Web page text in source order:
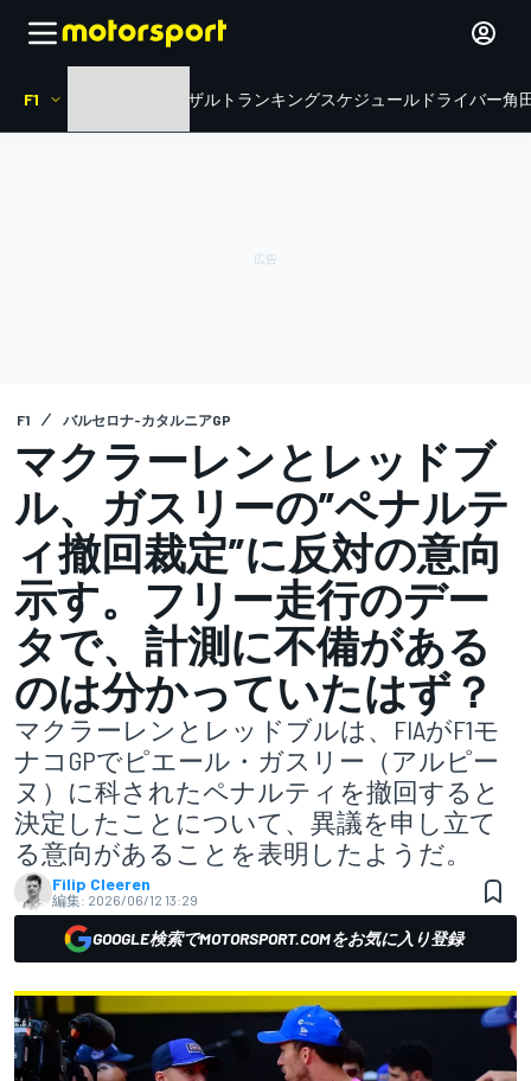
F1 リザルト ランキングスケジュール ドライバー角
F1 バルセロナ-カタルニアGP
マクラーレンとレッドブ
ル、ガスリーの”ペナルテ
ィ撤回裁定”に反対の意向
示す。フリー走行のデー
タで、計測に不備がある
のは分かっていたはず？
マクラーレンとレッドブルは、FIAがF1モ
ナコGPでピエール・ガスリー（アルピー
ヌ）に科されたペナルティを撤回すると
決定したことについて、異議を申し立て
る意向があることを表明したようだ。
Filip Cleeren
編集: 2026/06/12 13:29
GOOGLE検索でMOTORSPORT.COMをお気に入り登録